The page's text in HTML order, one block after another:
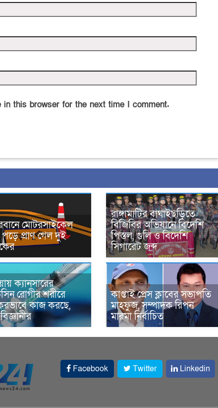
in this browser for the next time I comment.
মোটরসাইকেল
পড়ে প্রাণ গেল দুই
রাঙ্গামাটির বাঘাইছড়িতে
বিজিবির অভিযানে বিদেশি
পিস্তল, গুলি ও বিদেশি
সিগারেট জব্দ
ক্যানসারের
রোগীর শরীরে
কাজ করছে,
কাপ্তাই প্রেস ক্লাবের সভাপতি
মাহফুজ, সম্পাদক রিপন
মারমা নির্বাচিত
Facebook Twitter Linkedin